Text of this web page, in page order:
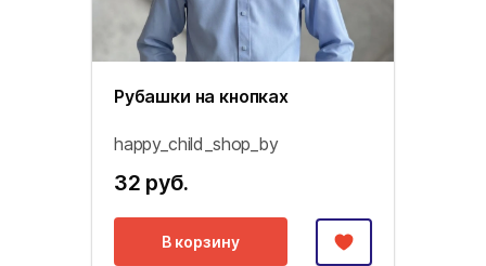
Рубашки на кнопках
happy_child_shop_by
32 руб.
В корзину